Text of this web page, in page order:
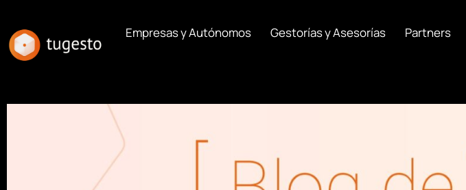
Empresas y Autónomos Gestorías y Asesorías Partners